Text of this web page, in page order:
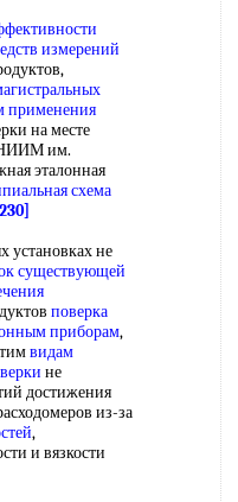
измерений
применения
на месте
им.
эталонная
схема
не
существующей
поверка
приборам,
видам
не
достижения
из-за
,
и вязкости